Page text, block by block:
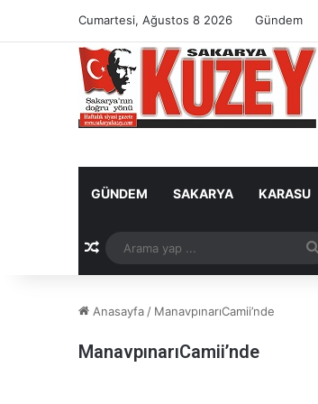
Cumartesi, Ağustos 8 2026 Gündem
GÜNDEM SAKARYA KARASU
Rastgele Makale
Anasayfa / ManavpınarıCamii’nde
ManavpınarıCamii’nde